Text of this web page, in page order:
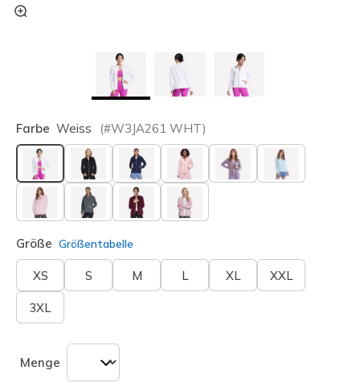
Farbe Weiss (#W3JA261 WHT)
ausgewählt
Größe Größentabelle
XS S M L XL XXL
3XL
Menge